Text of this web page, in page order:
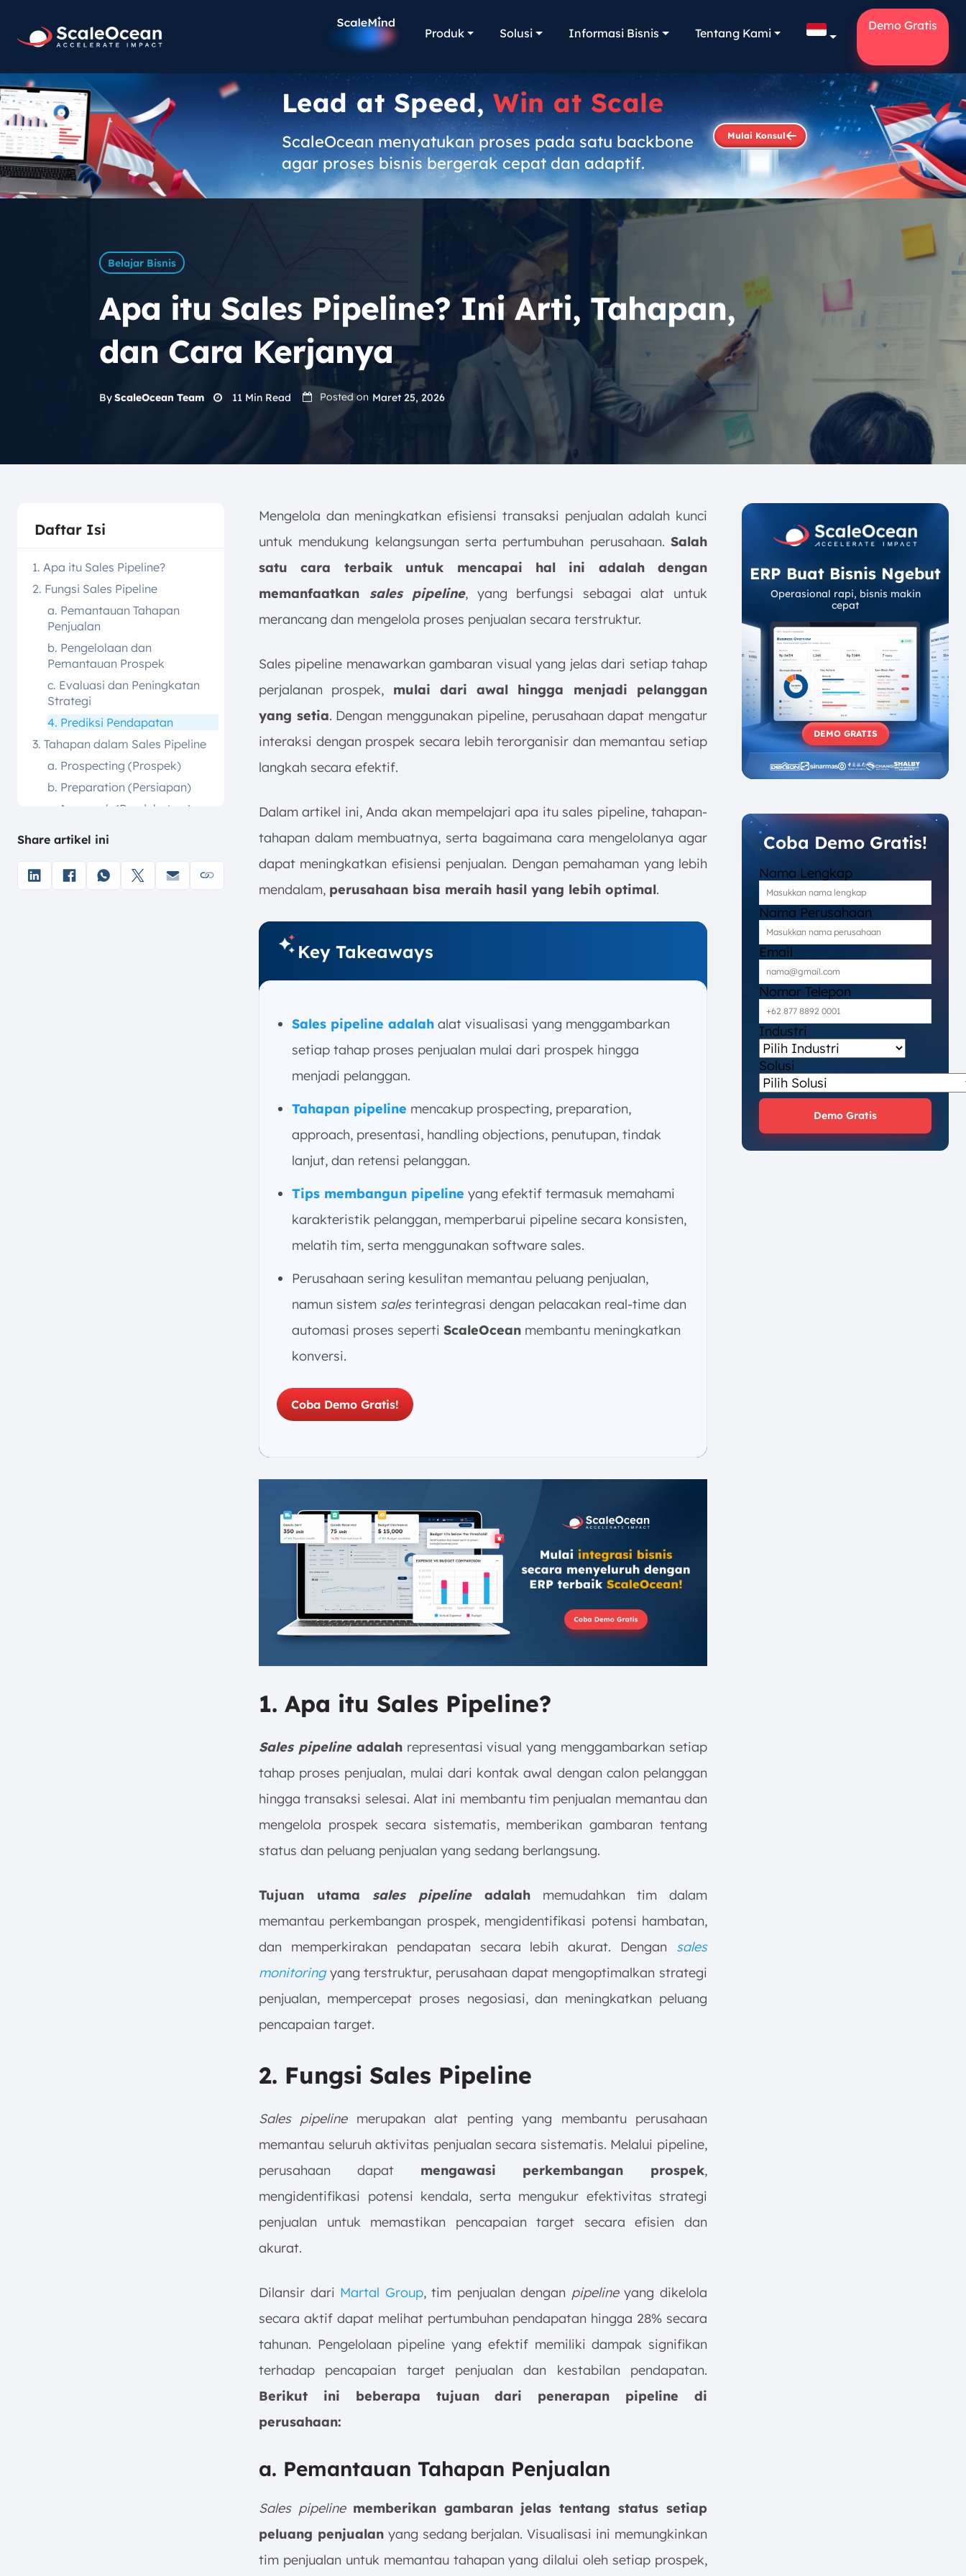
Produk Solusi Informasi Bisnis Tentang Kami
Demo Gratis
Lead at Speed,Win at Scale
ScaleOcean menyatukan proses pada satu backbone
agar proses bisnis bergerak cepat dan adaptif.
Mulai Konsul
Belajar Bisnis
Apa itu Sales Pipeline? Ini Arti, Tahapan,
dan Cara Kerjanya
ByScaleOcean Team 11 Min Read Posted on Maret 25, 2026
Daftar Isi
1. Apa itu Sales Pipeline?
2. Fungsi Sales Pipeline
a. Pemantauan Tahapan
Penjualan
b. Pengelolaan dan
Pemantauan Prospek
c. Evaluasi dan Peningkatan
Strategi
4. Prediksi Pendapatan
3. Tahapan dalam Sales Pipeline
a. Prospecting (Prospek)
b. Preparation (Persiapan)
c. Approach (Pendekatan )
f. Penutupan
Share artikel ini
Mengelola dan meningkatkan efisiensi transaksi penjualan adalah kunci
untuk mendukung kelangsungan serta pertumbuhan perusahaan. Salah
satu cara terbaik untuk mencapai hal ini adalah dengan
memanfaatkan sales pipeline, yang berfungsi sebagai alat untuk
merancang dan mengelola proses penjualan secara terstruktur.
Sales pipeline menawarkan gambaran visual yang jelas dari setiap tahap
perjalanan prospek, mulai dari awal hingga menjadi pelanggan
yang setia. Dengan menggunakan pipeline, perusahaan dapat mengatur
interaksi dengan prospek secara lebih terorganisir dan memantau setiap
langkah secara efektif.
Dalam artikel ini, Anda akan mempelajari apa itu sales pipeline, tahapan-
tahapan dalam membuatnya, serta bagaimana cara mengelolanya agar
dapat meningkatkan efisiensi penjualan. Dengan pemahaman yang lebih
mendalam, perusahaan bisa meraih hasil yang lebih optimal.
Key Takeaways
Sales pipeline adalah alat visualisasi yang menggambarkan
setiap tahap proses penjualan mulai dari prospek hingga
menjadi pelanggan.
Tahapan pipeline mencakup prospecting, preparation,
approach, presentasi, handling objections, penutupan, tindak
lanjut, dan retensi pelanggan.
Tips membangun pipeline yang efektif termasuk memahami
karakteristik pelanggan, memperbarui pipeline secara konsisten,
melatih tim, serta menggunakan software sales.
Perusahaan sering kesulitan memantau peluang penjualan,
namun sistem salesterintegrasi dengan pelacakan real-time dan
automasi proses seperti ScaleOcean membantu meningkatkan
konversi.
Coba Demo Gratis!
1. Apa itu Sales Pipeline?
Sales pipelineadalahrepresentasi visual yang menggambarkan setiap
tahap proses penjualan, mulai dari kontak awal dengan calon pelanggan
hingga transaksi selesai. Alat ini membantu tim penjualan memantau dan
mengelola prospek secara sistematis, memberikan gambaran tentang
status dan peluang penjualan yang sedang berlangsung.
Tujuan utama sales pipelineadalahmemudahkan tim dalam
memantau perkembangan prospek, mengidentifikasi potensi hambatan,
dan memperkirakan pendapatan secara lebih akurat. Dengan sales
monitoringyang terstruktur, perusahaan dapat mengoptimalkan strategi
penjualan, mempercepat proses negosiasi, dan meningkatkan peluang
pencapaian target.
2. Fungsi Sales Pipeline
Sales pipelinemerupakan alat penting yang membantu perusahaan
memantau seluruh aktivitas penjualan secara sistematis. Melalui pipeline,
perusahaan dapat mengawasi perkembangan prospek,
mengidentifikasi potensi kendala, serta mengukur efektivitas strategi
penjualan untuk memastikan pencapaian target secara efisien dan
akurat.
Dilansir dari Martal Group, tim penjualan dengan pipelineyang dikelola
secara aktif dapat melihat pertumbuhan pendapatan hingga 28% secara
tahunan. Pengelolaan pipeline yang efektif memiliki dampak signifikan
terhadap pencapaian target penjualan dan kestabilan pendapatan.
Berikut ini beberapa tujuan dari penerapan pipeline di
perusahaan:
a. Pemantauan Tahapan Penjualan
Sales pipeline memberikan gambaran jelas tentang status setiap
peluang penjualanyang sedang berjalan. Visualisasi ini memungkinkan
tim penjualan untuk memantau tahapan yang dilalui oleh setiap prospek,
ERP Buat Bisnis Ngebut
Operasional rapi, bisnis makin
cepat
DEMO GRATIS
Coba Demo Gratis!
Nama Lengkap
Nama Perusahaan
Email
Nomor Telepon
Industri
Solusi
Demo Gratis